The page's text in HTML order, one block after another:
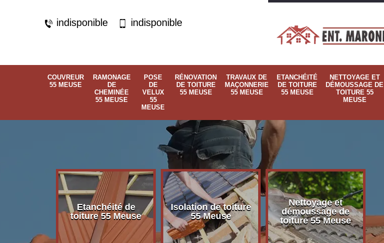
indisponible indisponible
COUVREUR
55 MEUSE
RAMONAGE
DE
CHEMINÉE
55 MEUSE
POSE
DE
VELUX
55
MEUSE
RÉNOVATION
DE TOITURE
55 MEUSE
TRAVAUX DE
MAÇONNERIE
55 MEUSE
ETANCHÉITÉ
DE TOITURE
55 MEUSE
NETTOYAGE ET
DÉMOUSSAGE DE
TOITURE 55
MEUSE
Etanchéité de
toiture 55 Meuse
Isolation de toiture
55 Meuse
Nettoyage et
démoussage de
toiture 55 Meuse